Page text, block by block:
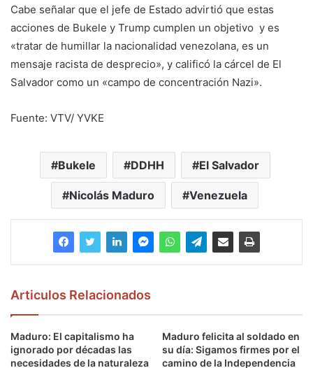
Cabe señalar que el jefe de Estado advirtió que estas
acciones de Bukele y Trump cumplen un objetivo y es
«tratar de humillar la nacionalidad venezolana, es un
mensaje racista de desprecio», y calificó la cárcel de El
Salvador como un «campo de concentración Nazi».
Fuente: VTV/ YVKE
Bukele DDHH El Salvador
Nicolás Maduro Venezuela
Articulos Relacionados
Maduro: El capitalismo ha
ignorado por décadas las
necesidades de la naturaleza
Maduro felicita al soldado en
su día: Sigamos firmes por el
camino de la Independencia